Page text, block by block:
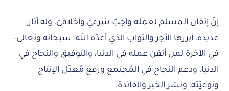
إنّ إتقان المسلم لعمله واجبٌ شرعيّ وأخلاقيّ، وله آثار
عديدة، أبرزها الأجر والثواب الذي أعدّه الله- سبحانه وتعالى-
في الآخرة لمن أتقن عمله في الدنيا، والتوفيق والنجاح في
الدنيا، ودعم النجاح في المُجتمع ورفع مُعدّل الإنتاجِ
ونوعيّته، ونشر الخير والفائدة.